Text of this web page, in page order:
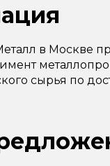
в Москве
сырья по